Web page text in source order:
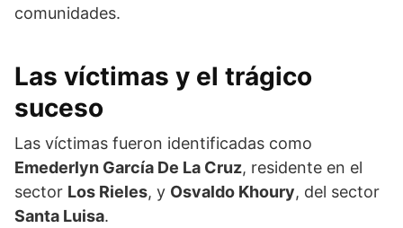
comunidades.
Las víctimas y el trágico
suceso
Las víctimas fueron identificadas como
Emederlyn García De La Cruz, residente en el
sector Los Rieles, y Osvaldo Khoury, del sector
Santa Luisa.